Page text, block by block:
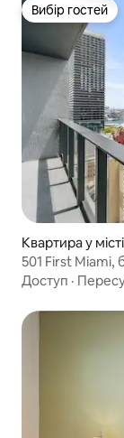
Вибір гостей
Вибір гостей
Квартира у
501 First Miami,
Доступ ·